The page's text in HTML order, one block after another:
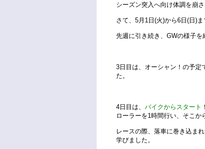
シーズン突入へ向け体調を崩
さて、5月1日(火)から6日(日)
先週に引き続き、GWの様子を
3日目は、オーシャン！の予定
た。
4日目は、 バイクからスタート ！
ローラーを1時間行い、そこか
レースの際、落車に巻き込ま
学びました。